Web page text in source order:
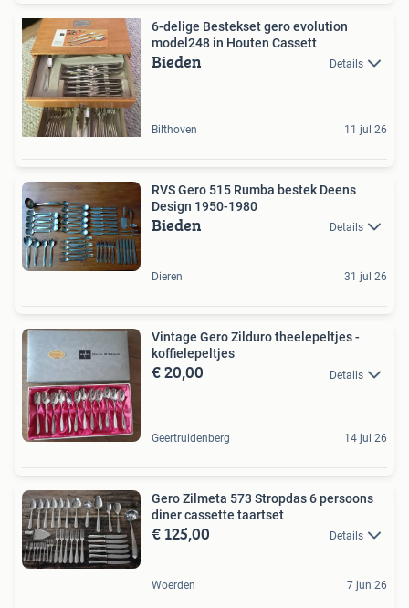
6-delige Bestekset gero evolution
model248 in Houten Cassett
Bieden Details
Bilthoven 11 jul 26
RVS Gero 515 Rumba bestek Deens
Design 1950-1980
Bieden Details
Dieren 31 jul 26
Vintage Gero Zilduro theelepeltjes -
koffielepeltjes
€ 20,00 Details
Geertruidenberg 14 jul 26
Gero Zilmeta 573 Stropdas 6 persoons
diner cassette taartset
€ 125,00 Details
Woerden 7 jun 26